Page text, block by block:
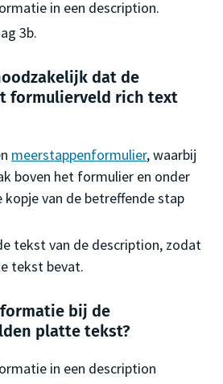
in een description.
3b.
dat de
formulierveld rich text
meerstappenformulier, waarbij
boven het formulier en onder
kopje van de betreffende stap
tekst van de description, zodat
tekst bevat.
bij de
platte tekst?
in een description